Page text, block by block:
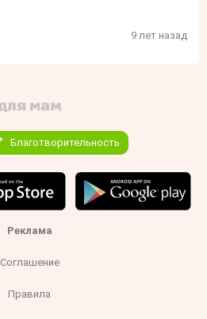
9 лет назад
Благотворительность
Реклама
Соглашение
Правила